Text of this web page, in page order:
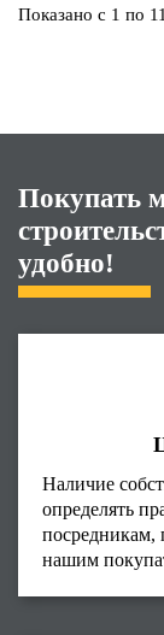
Показано с 1 по
Покупать
удобно!
Наличие
определять
посредникам,
нашим